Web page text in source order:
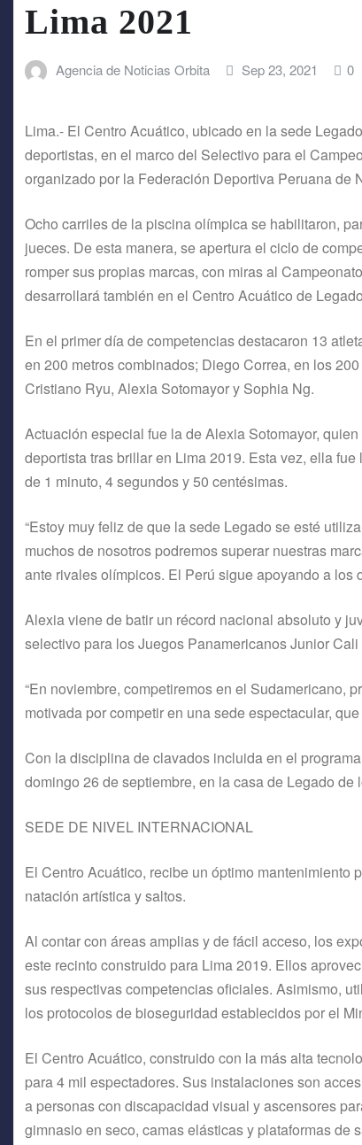
Lima 2021
Agencia de Noticias Orbita Sep 23, 2021 0
Lima.- El Centro Acuático, ubicado en la sede
deportistas, en el marco del Selectivo para el
organizado por la Federación Deportiva Peruana de
Ocho carriles de la piscina olímpica se habilitaron,
jueces. De esta manera, se apertura el ciclo de
romper sus propias marcas, con miras al
desarrollará también en el Centro Acuático de
En el primer día de competencias destacaron 13
en 200 metros combinados; Diego Correa, en los
Cristiano Ryu, Alexia Sotomayor y Sophia Ng.
Actuación especial fue la de Alexia Sotomayor,
deportista tras brillar en Lima 2019. Esta vez, ella
de 1 minuto, 4 segundos y 50 centésimas.
“Estoy muy feliz de que la sede Legado se esté
muchos de nosotros podremos superar nuestras
ante rivales olímpicos. El Perú sigue apoyando a los
Alexia viene de batir un récord nacional absoluto y
selectivo para los Juegos Panamericanos Junior Cali
“En noviembre, competiremos en el Sudamericano,
motivada por competir en una sede espectacular,
Con la disciplina de clavados incluida en el
domingo 26 de septiembre, en la casa de Legado
SEDE DE NIVEL INTERNACIONAL
El Centro Acuático, recibe un óptimo
natación artística y saltos.
Al contar con áreas amplias y de fácil acceso, los
este recinto construido para Lima 2019. Ellos
sus respectivas competencias oficiales. Asimismo,
los protocolos de bioseguridad establecidos por el
El Centro Acuático, construido con la más alta
para 4 mil espectadores. Sus instalaciones son
a personas con discapacidad visual y ascensores
gimnasio en seco, camas elásticas y plataformas de